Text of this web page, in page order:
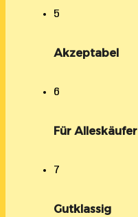
5
Akzeptabel
6
Für Alleskäufer
7
Gutklassig